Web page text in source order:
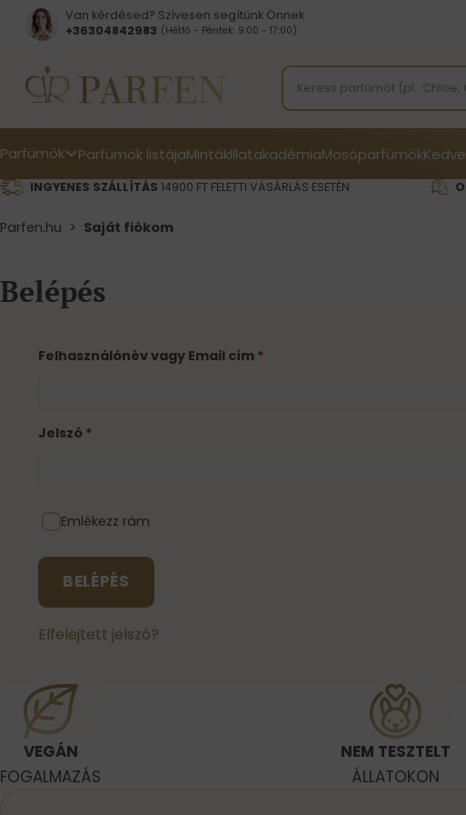
Van kérdésed? Szívesen segítünk Önnek
+36304842983 (Hétfő - Péntek: 9:00 - 17:00)
Parfümök Parfümök listájaMintákIllatakadémiaMosóparfümök
INGYENES SZÁLLÍTÁS 14900 FT FELETTI VÁSÁRLÁS ESETÉN
Parfen.hu > Saját fiókom
Belépés
Felhasználónév vagy Email cím *
Jelszó *
Emlékezz rám
BELÉPÉS
Elfelejtett jelszó?
VEGÁN
FOGALMAZÁS
NEM TESZTELT
ÁLLATOKON